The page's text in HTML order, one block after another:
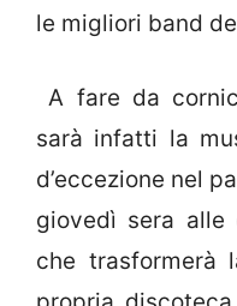
le migliori band
A fare da
sarà infatti la
d’eccezione nel
giovedì sera
che trasformerà